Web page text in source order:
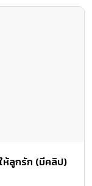
ห้ลูกรัก (มีคลิป)